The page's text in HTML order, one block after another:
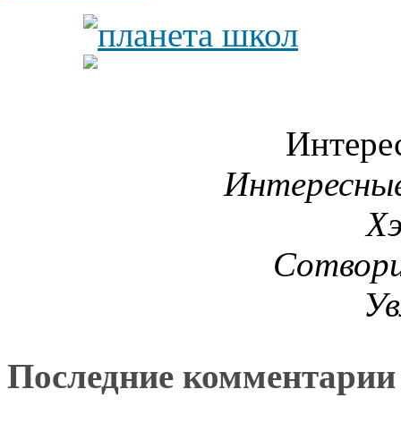
Последние комментарии